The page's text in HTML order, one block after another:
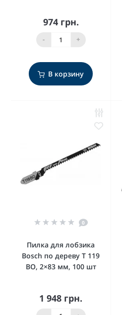
974 грн.
- +
В корзину
0
Пилка для лобзика
Bosch по дереву T 119
BO, 2×83 мм, 100 шт
1 948 грн.